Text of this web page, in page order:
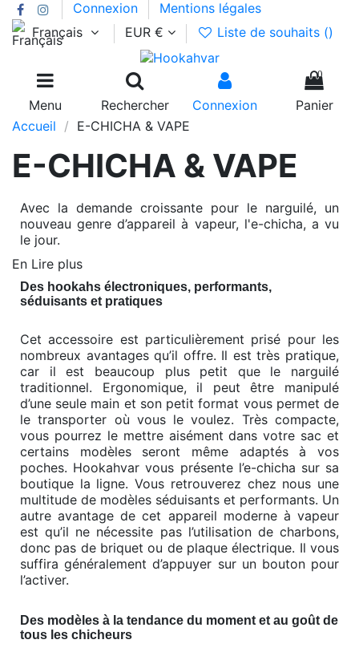
Connexion
Mentions légales
Français
EUR € Liste de souhaits ()
Menu Rechercher Connexion
0
Panier
Accueil
E-CHICHA & VAPE
E-CHICHA & VAPE
Avec la demande croissante pour le narguilé, un
nouveau genre d’appareil à vapeur, l'e-chicha, a vu
le jour.
En Lire plus
Des hookahs électroniques, performants,
séduisants et pratiques
Cet accessoire est particulièrement prisé pour les
nombreux avantages qu’il offre. Il est très pratique,
car il est beaucoup plus petit que le narguilé
traditionnel. Ergonomique, il peut être manipulé
d’une seule main et son petit format vous permet de
le transporter où vous le voulez. Très compacte,
vous pourrez le mettre aisément dans votre sac et
certains modèles seront même adaptés à vos
poches. Hookahvar vous présente l’e-chicha sur sa
boutique la ligne. Vous retrouverez chez nous une
multitude de modèles séduisants et performants. Un
autre avantage de cet appareil moderne à vapeur
est qu’il ne nécessite pas l’utilisation de charbons,
donc pas de briquet ou de plaque électrique. Il vous
suffira généralement d’appuyer sur un bouton pour
l’activer.
Des modèles à la tendance du moment et au goût de
tous les chicheurs